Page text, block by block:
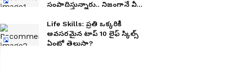
సంపాదిస్తున్నారు.. నిజంగానే వీళ్లు
Life Skills: ప్రతి ఒక్కరికీ
అవసరమైన టాప్ 10 లైఫ్ స్కిల్స్
ఏంటో తెలుసా?